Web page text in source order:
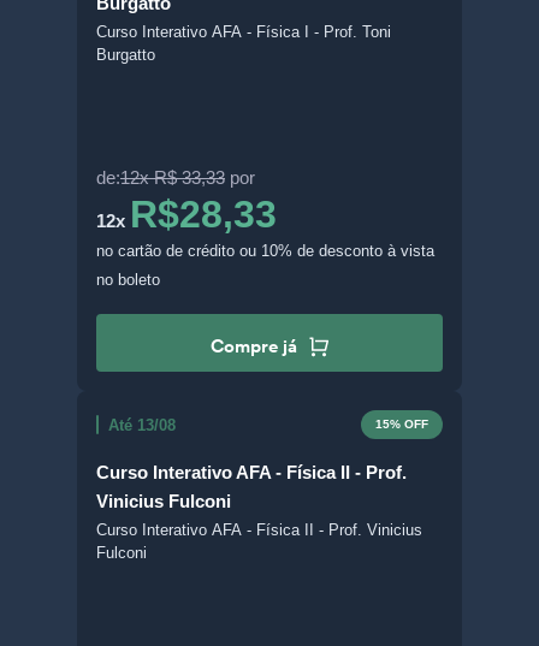
Curso Interativo AFA - Física I - Prof. Toni
Burgatto
de:12x R$ 33,33 por
12x R$28,33
no cartão de crédito ou 10% de desconto à vista
no boleto
Compre já
Até 13/08 15% OFF
Curso Interativo AFA - Física II - Prof.
Vinicius Fulconi
Curso Interativo AFA - Física II - Prof. Vinicius
Fulconi